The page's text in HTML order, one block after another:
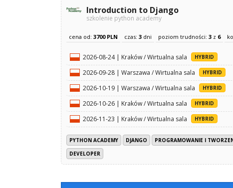
Introduction to Django
szkolenie python academy
cena od: 3700 PLN czas: 3 dni poziom trudności: 3 z 6
2026-08-24 | Kraków / Wirtualna sala HYBRID
2026-09-28 | Warszawa / Wirtualna sala HYBRID
2026-10-19 | Warszawa / Wirtualna sala HYBRID
2026-10-26 | Kraków / Wirtualna sala HYBRID
2026-11-23 | Kraków / Wirtualna sala HYBRID
PYTHON ACADEMY DJANGO PROGRAMOWANIE I
DEVELOPER